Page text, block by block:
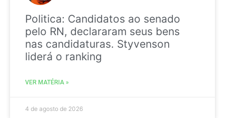
Politica: Candidatos ao senado
pelo RN, declararam seus bens
nas candidaturas. Styvenson
liderá o ranking
VER MATÉRIA »
4 de agosto de 2026